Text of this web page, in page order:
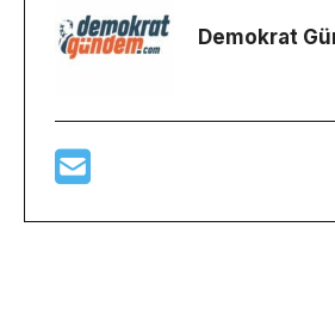
Demokrat